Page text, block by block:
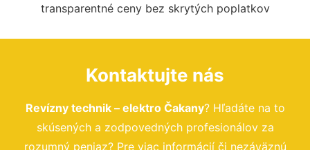
transparentné ceny bez skrytých poplatkov
Kontaktujte nás
Revízny technik – elektro Čakany? Hľadáte na to
skúsených a zodpovedných profesionálov za
rozumný peniaz? Pre viac informácií či nezáväznú